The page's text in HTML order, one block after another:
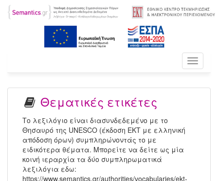
Toggle
Θεματικές ετικέτες
Το λεξιλόγιο είναι διασυνδεδεμένο με το
Θησαυρό της UNESCO (έκδοση ΕΚΤ με ελληνική
απόδοση όρων) συμπληρώνοντάς το με
ειδικότερα θέματα. Μπορείτε να δείτε ως μία
κοινή ιεραρχία τα δύο συμπληρωματικά
λεξιλόγια εδω:
https://www.semantics.gr/authorities/vocabularies/ekt-